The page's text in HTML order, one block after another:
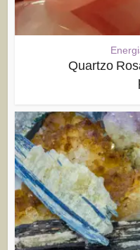
Quartzo